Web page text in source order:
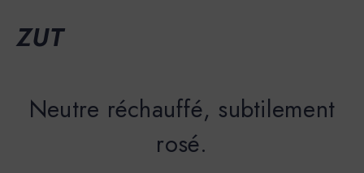
ZUT
Neutre réchauffé, subtilement
rosé.